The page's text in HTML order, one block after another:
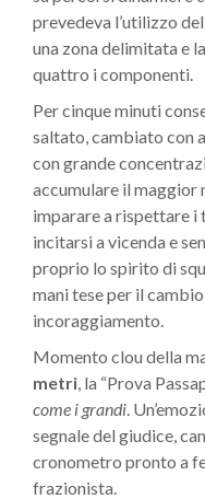
prevedeva l’utilizzo
una zona delimitata e
quattro i componenti.
Per cinque minuti
saltato, cambiato con
con grande
accumulare il maggior
imparare a rispettare i
incitarsi a vicenda e
proprio lo spirito di
mani tese per il
incoraggiamento.
Momento clou della
metri, la “Prova
come i grandi.
segnale del giudice,
cronometro pronto a
frazionista.